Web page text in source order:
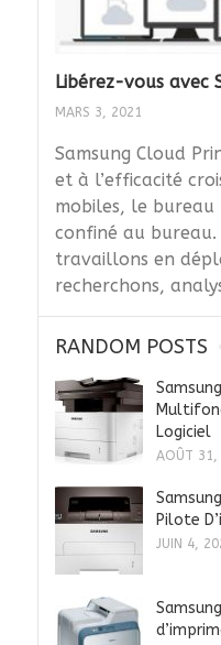
Libérez-vous avec
MARS 3, 2021
Samsung Cloud
et à l’efficacité
mobiles, le bureau
confiné au
travaillons en
recherchons,
RANDOM POSTS
Logiciel
AOÛT 31,
Pilote
JUIN 4,